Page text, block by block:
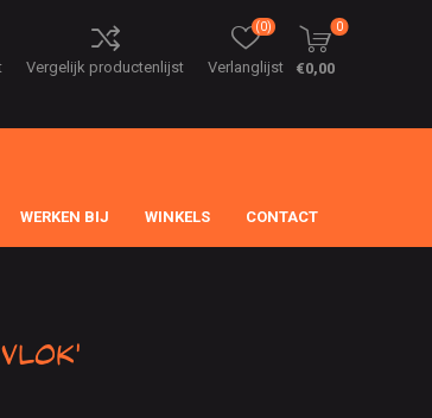
Vergelijk productenlijst Verlanglijst
(0) 0
€0,00
WERKEN BIJ WINKELS CONTACT